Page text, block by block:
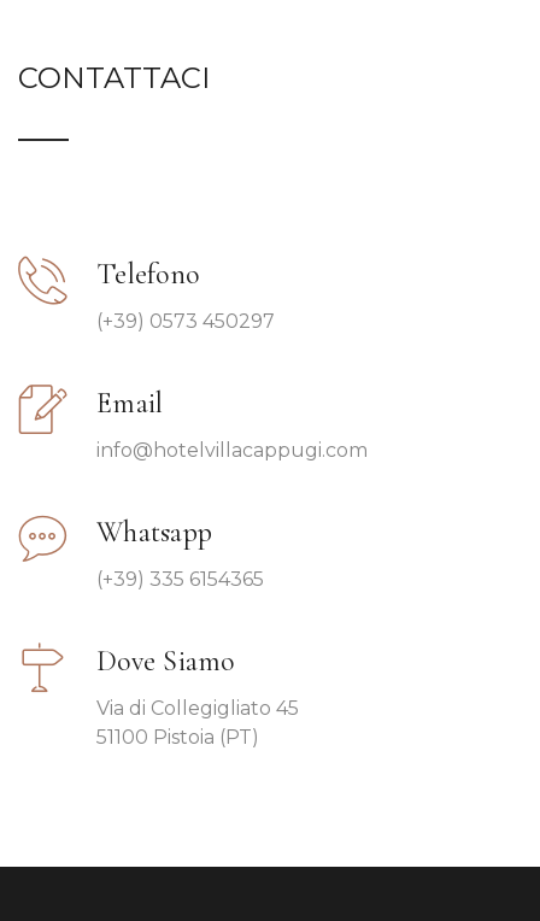
CONTATTACI
Telefono
(+39) 0573 450297
Email
info@hotelvillacappugi.com
Whatsapp
(+39) 335 6154365
Dove Siamo
Via di Collegigliato 45
51100 Pistoia (PT)